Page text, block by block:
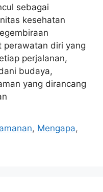
sebagai
kesehatan
perawatan diri yang
perjalanan,
budaya,
yang dirancang
, Mengapa,